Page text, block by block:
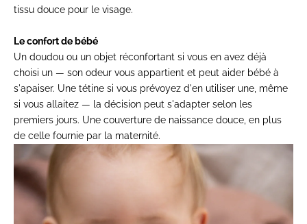
tissu douce pour le visage.
Le confort de bébé
Un doudou ou un objet réconfortant si vous en avez déjà
choisi un — son odeur vous appartient et peut aider bébé à
s'apaiser. Une tétine si vous prévoyez d'en utiliser une, même
si vous allaitez — la décision peut s'adapter selon les
premiers jours. Une couverture de naissance douce, en plus
de celle fournie par la maternité.